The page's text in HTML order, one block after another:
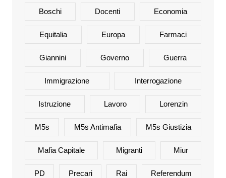
Boschi Docenti Economia
Equitalia Europa Farmaci
Giannini Governo Guerra
Immigrazione Interrogazione
Istruzione Lavoro Lorenzin
M5s M5s Antimafia M5s Giustizia
Mafia Capitale Migranti Miur
PD Precari Rai Referendum